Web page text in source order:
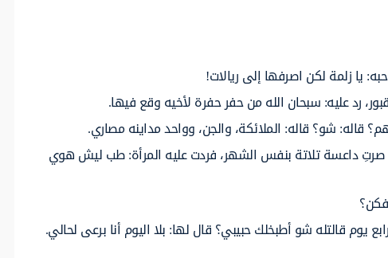
يا زلمة لكن اصرفها إلى ريالات!
رد عليه: سبحان الله من حفر حفرة لأخيه وقع فيها.
شو؟ قاله: الملائكة، والجن، وواحد مداينه مصاري.
داعسة تلاتة بنفس الشهر، فردت عليه المرأة: طب ليش هوي
يوم قالتله شو أطبخلك حبيبي؟ قال لها: بلا اليوم أنا برعى لحالي.